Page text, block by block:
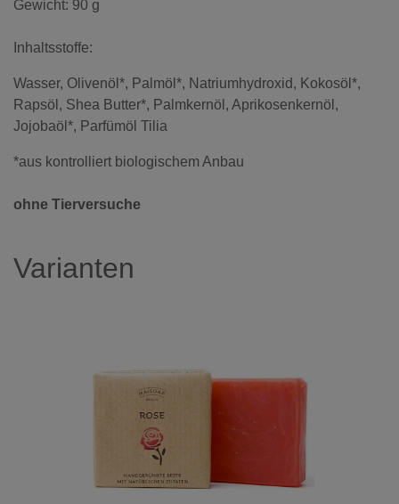
Gewicht: 90 g
Inhaltsstoffe:
Wasser, Olivenöl*, Palmöl*, Natriumhydroxid, Kokosöl*,
Rapsöl, Shea Butter*, Palmkernöl, Aprikosenkernöl,
Jojobaöl*, Parfümöl Tilia
*aus kontrolliert biologischem Anbau
ohne Tierversuche
Varianten